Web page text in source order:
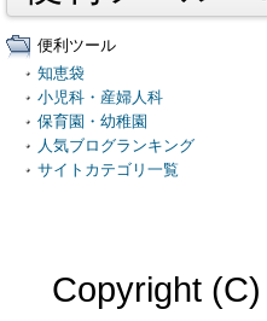
便利ツール
知恵袋
小児科・産婦人科
保育園・幼稚園
人気ブログランキング
サイトカテゴリ一覧
Copyright